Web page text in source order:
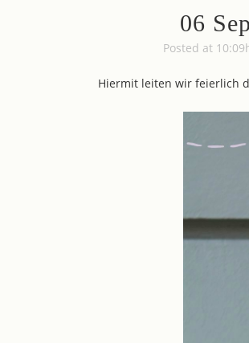
06
Posted at
Hiermit leiten wir feierlich